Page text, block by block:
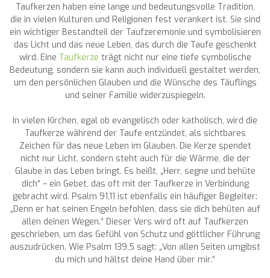
Taufkerzen haben eine lange und bedeutungsvolle Tradition,
die in vielen Kulturen und Religionen fest verankert ist. Sie sind
ein wichtiger Bestandteil der Taufzeremonie und symbolisieren
das Licht und das neue Leben, das durch die Taufe geschenkt
wird. Eine Taufkerze trägt nicht nur eine tiefe symbolische
Bedeutung, sondern sie kann auch individuell gestaltet werden,
um den persönlichen Glauben und die Wünsche des Täuflings
und seiner Familie widerzuspiegeln.
In vielen Kirchen, egal ob evangelisch oder katholisch, wird die
Taufkerze während der Taufe entzündet, als sichtbares
Zeichen für das neue Leben im Glauben. Die Kerze spendet
nicht nur Licht, sondern steht auch für die Wärme, die der
Glaube in das Leben bringt. Es heißt, „Herr, segne und behüte
dich“ – ein Gebet, das oft mit der Taufkerze in Verbindung
gebracht wird. Psalm 91,11 ist ebenfalls ein häufiger Begleiter:
„Denn er hat seinen Engeln befohlen, dass sie dich behüten auf
allen deinen Wegen.“ Dieser Vers wird oft auf Taufkerzen
geschrieben, um das Gefühl von Schutz und göttlicher Führung
auszudrücken. Wie Psalm 139,5 sagt: „Von allen Seiten umgibst
du mich und hältst deine Hand über mir.“